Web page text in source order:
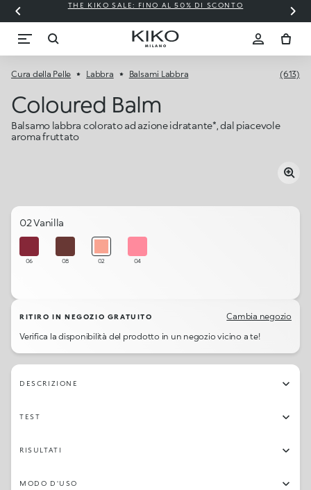
THE KIKO SALE: FINO AL 50% DI SCONTO
Cura della Pelle Labbra Balsami Labbra (613)
Coloured Balm
Balsamo labbra colorato ad azione idratante*, dal piacevole
aroma fruttato
02 Vanilla
06 08 02 04
RITIRO IN NEGOZIO GRATUITO
Cambia negozio
Verifica la disponibilità del prodotto in un negozio vicino a te!
DESCRIZIONE
TEST
RISULTATI
MODO D'USO